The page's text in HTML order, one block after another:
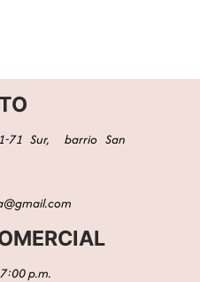
71 Sur, barrio San
p.m.